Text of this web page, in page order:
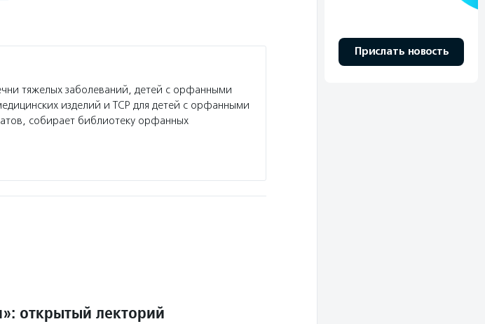
тяжелых заболеваний, детей с орфанными
изделий и ТСР для детей с орфанными
собирает библиотеку орфанных
открытый лекторий
Прислать новость